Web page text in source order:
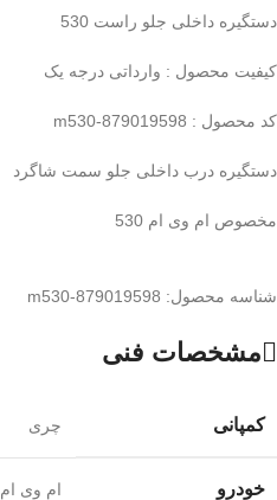
دستگیره داخلی جلو راست 530
کیفیت محصول : وارداتی درجه یک
کد محصول : m530-879019598
دستگیره درب داخلی جلو سمت شاگرد
مخصوص ام وی ام 530
شناسه محصول: m530-879019598
مشخصات فنی
کمپانی چری
خودرو ام وی ام 530